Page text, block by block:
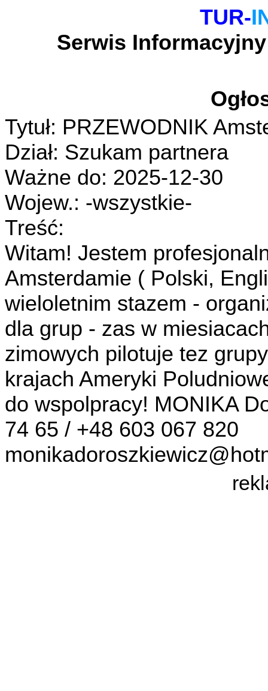
TUR-
Serwis
Tytuł: PRZEWODNIK
Dział: Szukam partnera
Ważne do: 2025-12-30
Wojew.: -wszystkie-
Treść:
Witam! Jestem
Amsterdamie ( Polski,
wieloletnim stazem -
dla grup - zas w
zimowych pilotuje tez
krajach Ameryki
do wspolpracy! MONIKA
74 65 / +48 603 067 820